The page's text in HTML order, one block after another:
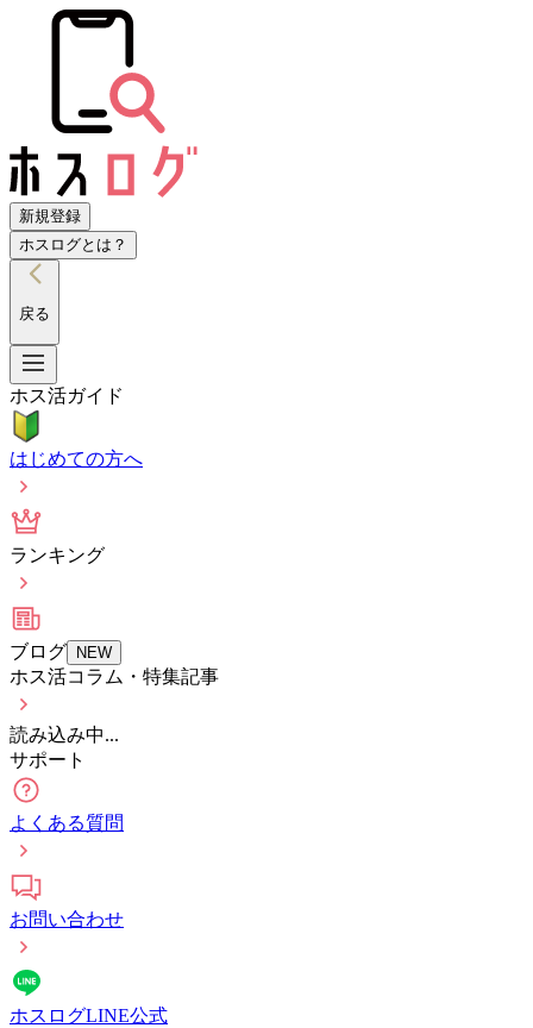
新規登録
ホスログとは？
戻る
ホス活ガイド
はじめての方へ
ランキング
ブログ NEW
ホス活コラム・特集記事
読み込み中...
サポート
よくある質問
お問い合わせ
ホスログLINE公式